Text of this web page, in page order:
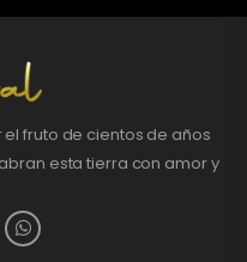
fruto de cientos de años
esta tierra con amor y